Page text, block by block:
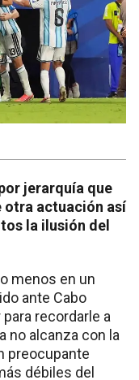
jerarquía que
otra actuación así
la ilusión del
menos en un
ante Cabo
recordarle a
no alcanza con la
preocupante
débiles del